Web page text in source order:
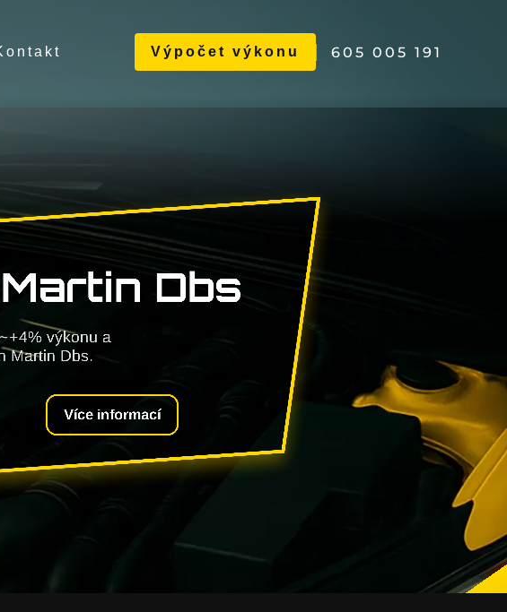
Výpočet výkonu 605 005 191
Dbs
výkonu a
Martin Dbs.
Více informací